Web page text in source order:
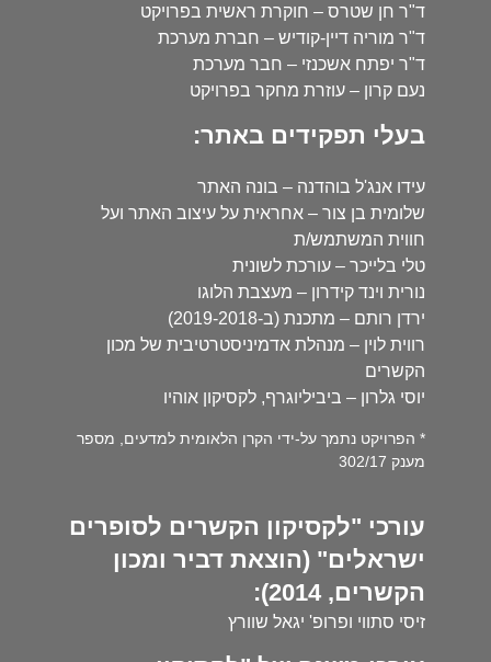
ד"ר חן שטרס – חוקרת ראשית בפרויקט
ד"ר מוריה דיין-קודיש – חברת מערכת
ד"ר יפתח אשכנזי – חבר מערכת
נעם קרון – עוזרת מחקר בפרויקט
בעלי תפקידים באתר:
עידו אנג'ל בוהדנה – בונה האתר
שלומית בן צור – אחראית על עיצוב האתר ועל
חווית המשתמש/ת
טלי בלייכר – עורכת לשונית
נורית וינד קידרון – מעצבת הלוגו
ירדן רותם – מתכנת (ב-2019-2018)
רווית לוין – מנהלת אדמיניסטרטיבית של מכון
הקשרים
יוסי גלרון – ביביליוגרף, לקסיקון אוהיו
* הפרויקט נתמך על-ידי הקרן הלאומית למדעים, מספר
מענק 302/17
עורכי "לקסיקון הקשרים לסופרים
ישראלים" (הוצאת דביר ומכון
הקשרים, 2014):
זיסי סתווי ופרופ' יגאל שוורץ